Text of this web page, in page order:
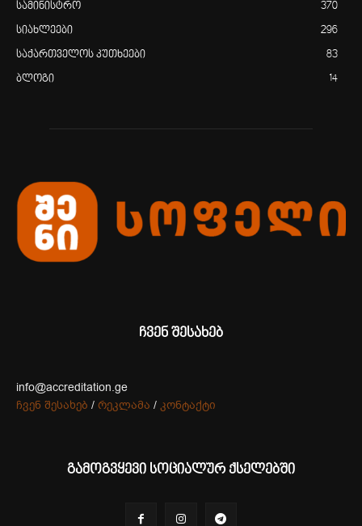
სამინისტრო 370
სიახლეები 296
საქართველოს კუთხეები 83
ბლოგი 14
ჩვენ შესახებ
info@accreditation.ge
ჩვენ შესახებ / რეკლამა / კონტაქტი
გამოგვყევი სოციალურ ქსელებში